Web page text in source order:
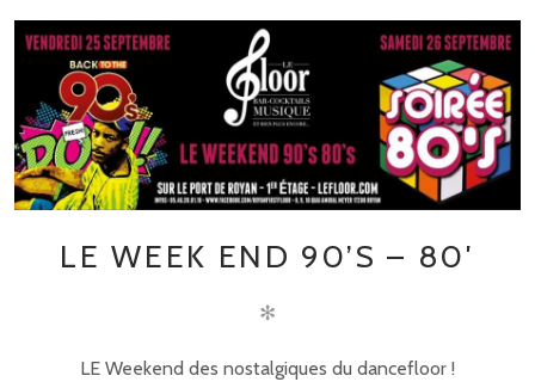
LE WEEK END 90’S – 80′
✻
LE Weekend des nostalgiques du dancefloor !